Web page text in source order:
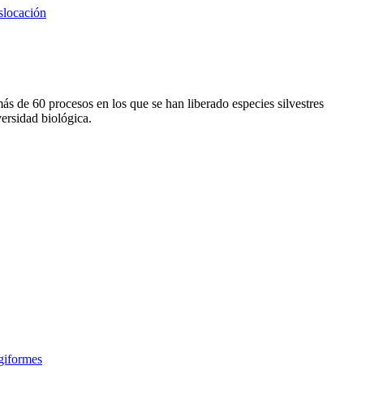
de 60 procesos en los que se han liberado especies silvestres
biológica.